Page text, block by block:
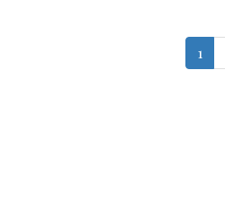
1